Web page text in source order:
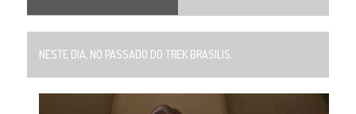
NESTE DIA, NO PASSADO DO TREK BRASILIS...